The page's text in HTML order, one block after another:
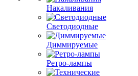
Накаливания
Светодиодные
Диммируемые
Ретро-лампы